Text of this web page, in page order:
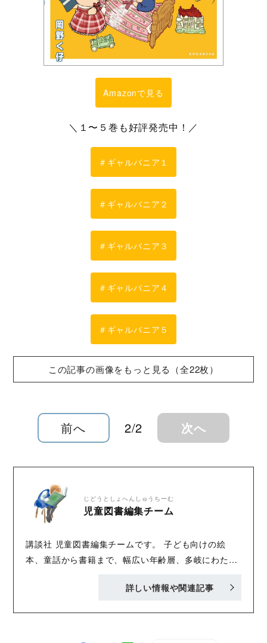
Amazonで見る
＼１〜５巻も好評発売中！／
＃ギャルバニア１
＃ギャルバニア２
＃ギャルバニア３
＃ギャルバニア４
＃ギャルバニア５
この記事の画像をもっと見る（全22枚）
前へ 2/2 次へ
じどうとしょへんしゅうちーむ
児童図書編集チーム
講談社 児童図書編集チームです。 子ども向けの絵
本、童話から書籍まで、幅広い年齢層、多岐にわたる
Twitter :@Kodansha_jidou YA! Entertainmentの
詳しい情報や関連記事